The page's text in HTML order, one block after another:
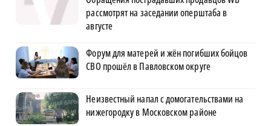
рассмотрят на заседании оперштаба в
августе
Форум для матерей и жён погибших бойцов
СВО прошёл в Павловском округе
Неизвестный напал с домогательствами на
нижегородку в Московском районе